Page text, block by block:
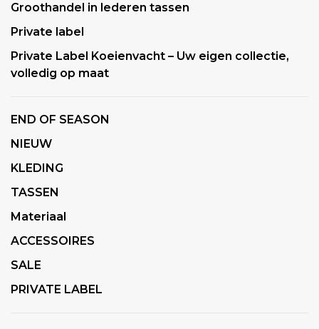
Groothandel in lederen tassen
Private label
Private Label Koeienvacht – Uw eigen collectie,
volledig op maat
END OF SEASON
NIEUW
KLEDING
TASSEN
Materiaal
ACCESSOIRES
SALE
PRIVATE LABEL